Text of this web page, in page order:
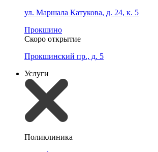
ул. Маршала Катукова, д. 24, к. 5
Прокшино
Скоро открытие
Прокшинский пр., д. 5
Услуги
Поликлиника